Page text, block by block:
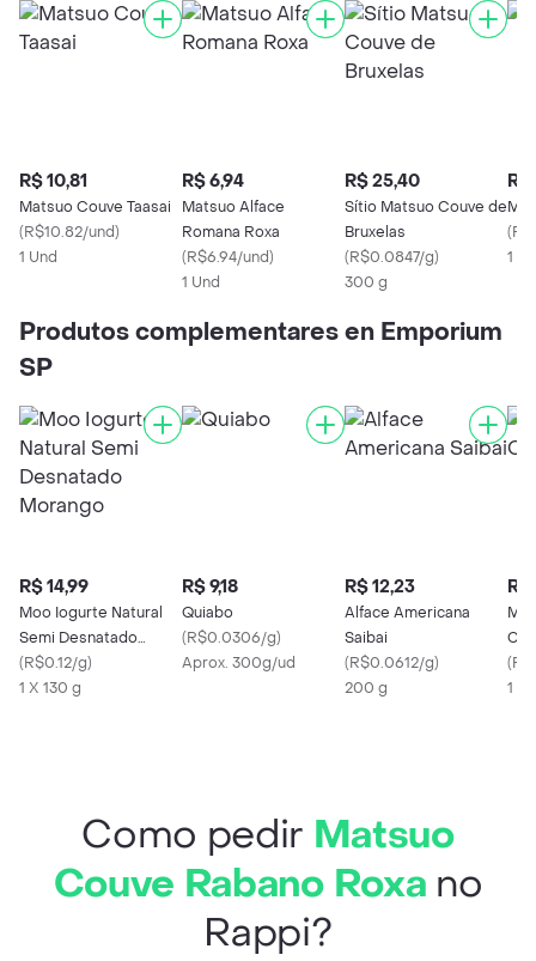
R$ 10,81
Matsuo Couve Taasai
(R$10.82/und)
1 Und
R$ 6,94
Matsuo Alface
Romana Roxa
(R$6.94/und)
1 Und
R$ 25,40
Sítio Matsuo Couve de
Bruxelas
(R$0.0847/g)
300 g
R$
(
1
Produtos complementares en Emporium
SP
R$ 14,99
Moo Iogurte Natural
Semi Desnatado
Morango
(R$0.12/g)
1 X 130 g
R$ 9,18
Quiabo
(R$0.0306/g)
Aprox. 300g/ud
R$ 12,23
Alface Americana
Saibai
(R$0.0612/g)
200 g
R$
(
1
Como pedir Matsuo
Couve Rabano Roxa no
Rappi?